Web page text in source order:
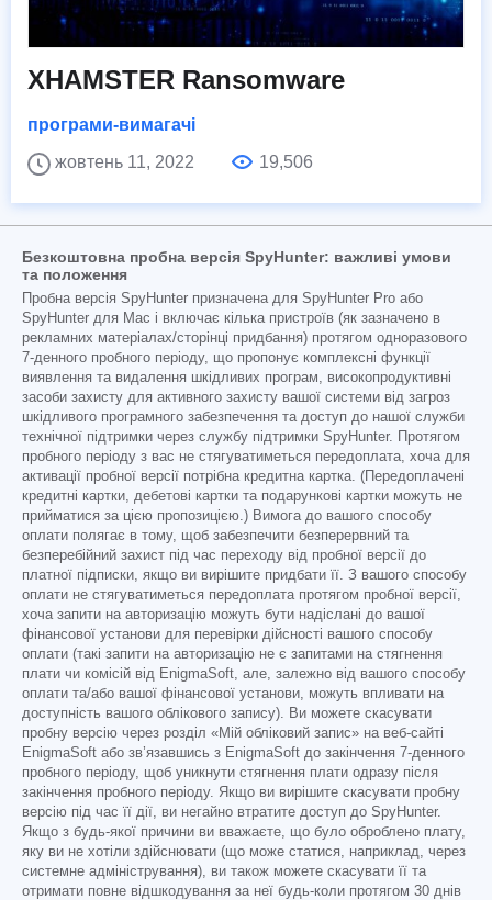
XHAMSTER Ransomware
програми-вимагачі
жовтень 11, 2022
19,506
Безкоштовна пробна версія SpyHunter: важливі умови
та положення
Пробна версія SpyHunter призначена для SpyHunter Pro або
SpyHunter для Mac і включає кілька пристроїв (як зазначено в
рекламних матеріалах/сторінці придбання) протягом одноразового
7-денного пробного періоду, що пропонує комплексні функції
виявлення та видалення шкідливих програм, високопродуктивні
засоби захисту для активного захисту вашої системи від загроз
шкідливого програмного забезпечення та доступ до нашої служби
технічної підтримки через службу підтримки SpyHunter. Протягом
пробного періоду з вас не стягуватиметься передоплата, хоча для
активації пробної версії потрібна кредитна картка. (Передоплачені
кредитні картки, дебетові картки та подарункові картки можуть не
прийматися за цією пропозицією.) Вимога до вашого способу
оплати полягає в тому, щоб забезпечити безперервний та
безперебійний захист під час переходу від пробної версії до
платної підписки, якщо ви вирішите придбати її. З вашого способу
оплати не стягуватиметься передоплата протягом пробної версії,
хоча запити на авторизацію можуть бути надіслані до вашої
фінансової установи для перевірки дійсності вашого способу
оплати (такі запити на авторизацію не є запитами на стягнення
плати чи комісій від EnigmaSoft, але, залежно від вашого способу
оплати та/або вашої фінансової установи, можуть впливати на
доступність вашого облікового запису). Ви можете скасувати
пробну версію через розділ «Мій обліковий запис» на веб-сайті
EnigmaSoft або зв’язавшись з EnigmaSoft до закінчення 7-денного
пробного періоду, щоб уникнути стягнення плати одразу після
закінчення пробного періоду. Якщо ви вирішите скасувати пробну
версію під час її дії, ви негайно втратите доступ до SpyHunter.
Якщо з будь-якої причини ви вважаєте, що було оброблено плату,
яку ви не хотіли здійснювати (що може статися, наприклад, через
системне адміністрування), ви також можете скасувати її та
отримати повне відшкодування за неї будь-коли протягом 30 днів